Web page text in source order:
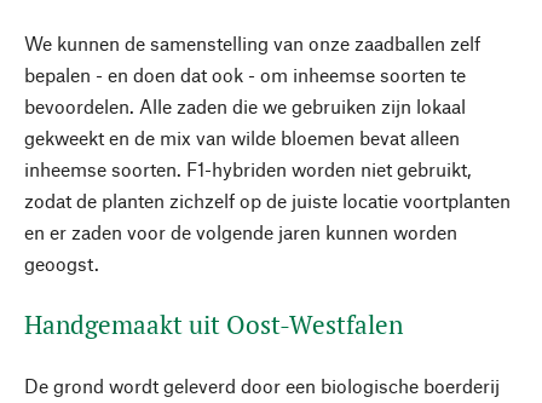
We kunnen de samenstelling van onze zaadballen zelf
bepalen - en doen dat ook - om inheemse soorten te
bevoordelen. Alle zaden die we gebruiken zijn lokaal
gekweekt en de mix van wilde bloemen bevat alleen
inheemse soorten. F1-hybriden worden niet gebruikt,
zodat de planten zichzelf op de juiste locatie voortplanten
en er zaden voor de volgende jaren kunnen worden
geoogst.
Handgemaakt uit Oost-Westfalen
De grond wordt geleverd door een biologische boerderij